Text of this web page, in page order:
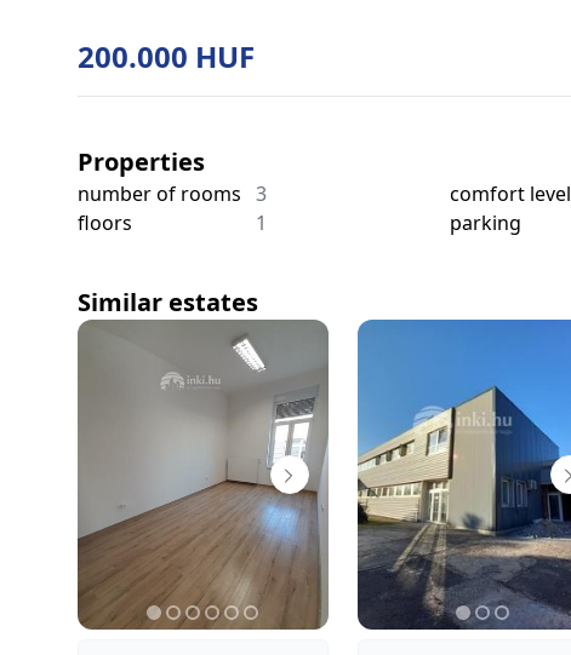
200.000 HUF
Properties
number of rooms 3 comfort level
floors
1 parking
Similar estates